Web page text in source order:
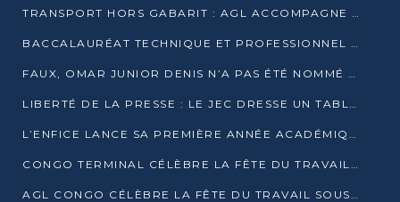
TRANSPORT HORS GABARIT : AGL ACCOMPAGNE LE DÉVELOPPEMENT DU SECTEUR BRASSICOLE AU CONGO
BACCALAURÉAT TECHNIQUE ET PROFESSIONNEL : 16 352 CANDIDATS LANCÉS DANS LES ÉPREUVES D’EPS
FAUX, OMAR JUNIOR DENIS N’A PAS ÉTÉ NOMMÉ AIDE DE CAMP ADJOINT DE DENIS SASSOU NGUESSO
LIBERTÉ DE LA PRESSE : LE JEC DRESSE UN TABLEAU PRÉOCCUPANT AU CONGO
L’ENFICE LANCE SA PREMIÈRE ANNÉE ACADÉMIQUE AVEC 100 FUTURS ENSEIGNANTS
CONGO TERMINAL CÉLÈBRE LA FÊTE DU TRAVAIL AVEC SES COLLABORATEURS À POINTE-NOIRE
AGL CONGO CÉLÈBRE LA FÊTE DU TRAVAIL SOUS LE SIGNE DE LA COHÉSION